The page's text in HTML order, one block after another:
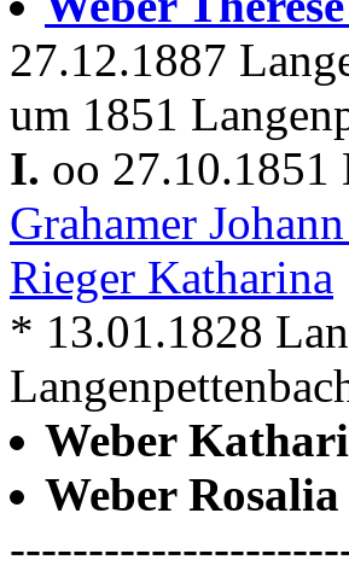
27.12.1887
um 1851
I. oo 27.10.1851
Grahamer Johann
Rieger Katharina
* 13.01.1828
Weber
Weber Rosalia